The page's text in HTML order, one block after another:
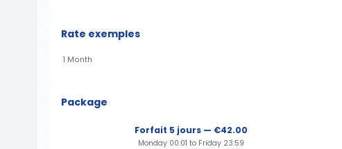
Rate exemples
1 Month
Package
Forfait 5 jours — €42.00
Monday 00:01 to Friday 23:59